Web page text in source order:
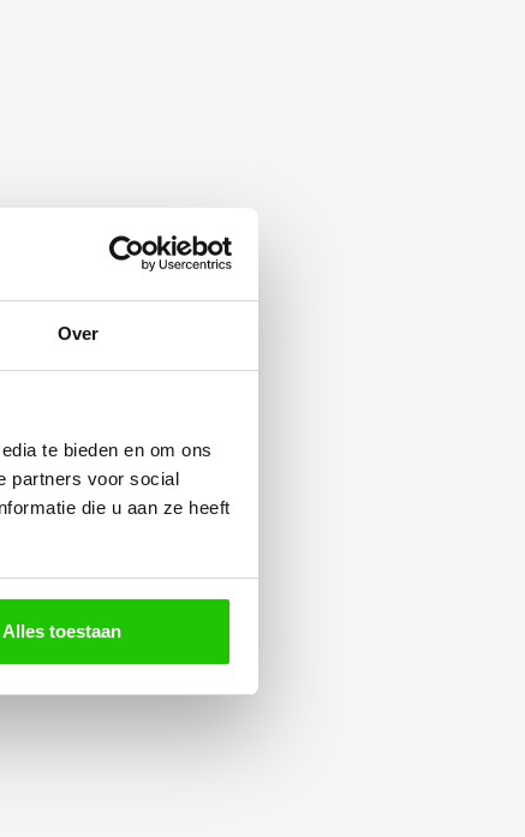
Over
te bieden en om ons
partners voor social
die u aan ze heeft
Alles toestaan